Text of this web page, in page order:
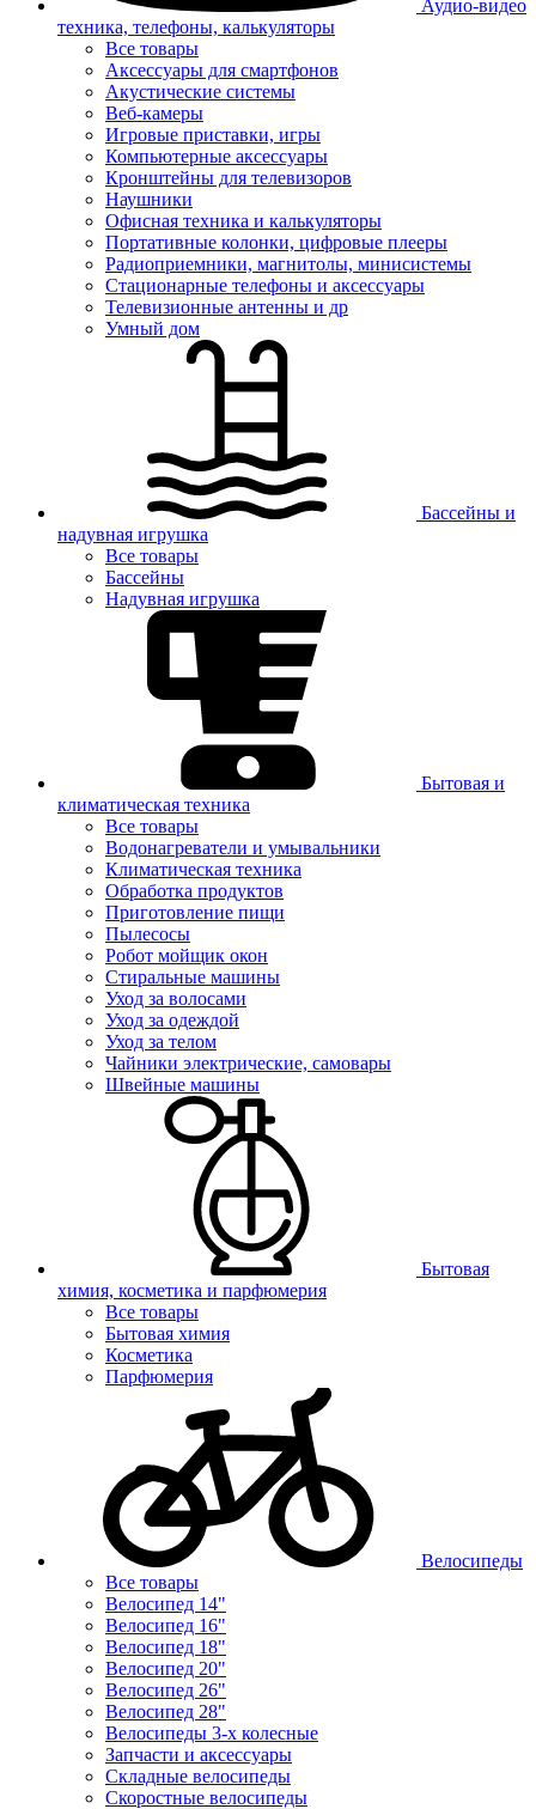
Аудио-видео
техника, телефоны, калькуляторы
Все товары
Аксессуары для смартфонов
Акустические системы
Веб-камеры
Игровые приставки, игры
Компьютерные аксессуары
Кронштейны для телевизоров
Наушники
Офисная техника и калькуляторы
Портативные колонки, цифровые плееры
Радиоприемники, магнитолы, минисистемы
Стационарные телефоны и аксессуары
Телевизионные антенны и др
Умный дом
Бассейны и
надувная игрушка
Все товары
Бассейны
Надувная игрушка
Бытовая и
климатическая техника
Все товары
Водонагреватели и умывальники
Климатическая техника
Обработка продуктов
Приготовление пищи
Пылесосы
Робот мойщик окон
Стиральные машины
Уход за волосами
Уход за одеждой
Уход за телом
Чайники электрические, самовары
Швейные машины
Бытовая
химия, косметика и парфюмерия
Все товары
Бытовая химия
Косметика
Парфюмерия
Велосипеды
Все товары
Велосипед 14"
Велосипед 16"
Велосипед 18"
Велосипед 20"
Велосипед 26"
Велосипед 28"
Велосипеды 3-х колесные
Запчасти и аксессуары
Складные велосипеды
Скоростные велосипеды